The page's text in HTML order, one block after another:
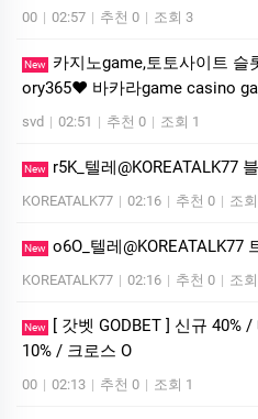
00 | 02:57 | 추천 0 | 조회 3
New
카­지노game,토­토사이트
ory365❤ 바­카라game casino
svd | 02:51 | 추천 0 | 조회 1
New r5K_텔레@KOREATALK77
KOREATALK77 | 02:16 | 추천 0 | 조
New o6O_텔레@KOREATALK77
KOREATALK77 | 02:16 | 추천 0 | 조
New
[ 갓벳 GODBET ] 신규 40%
10% / 크로스 O
00 | 02:13 | 추천 0 | 조회 1